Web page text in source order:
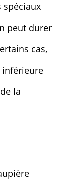
spéciaux
peut durer
cas,
inférieure
la